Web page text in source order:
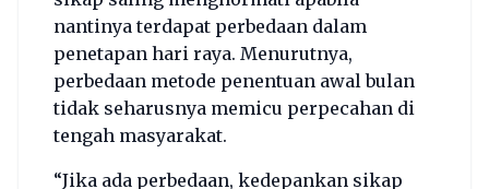
nantinya terdapat perbedaan dalam
penetapan hari raya. Menurutnya,
perbedaan metode penentuan awal bulan
tidak seharusnya memicu perpecahan di
tengah masyarakat.
“Jika ada perbedaan, kedepankan sikap